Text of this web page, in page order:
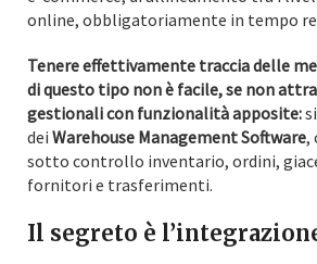
online, obbligatoriamente in tempo
Tenere effettivamente traccia delle
di questo tipo non è facile, se non
gestionali con funzionalità apposite:
dei Warehouse Management Software,
sotto controllo inventario, ordini,
fornitori e trasferimenti.
Il segreto è